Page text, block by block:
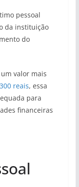
pessoal
da instituição
do
valor mais
reais, essa
para
financeiras